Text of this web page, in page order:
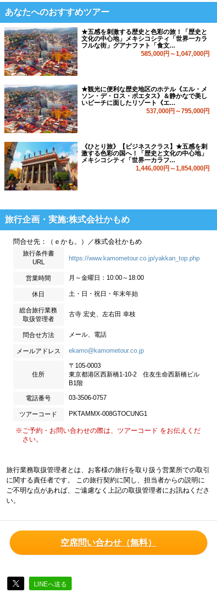
あなたへのおすすめツアー
★五感を刺激する歴史と色彩の旅！「歴史と
文化の中心地」メキシコシティ「世界一カラ
フルな街」グアナファト「食文...
585,000円～1,047,000円
★観光に便利な歴史地区のホテル《エル・メ
ソン・デ・ロス・ポエタス》＆静かなで美し
いビーチに面したリゾート《エ...
537,000円～795,000円
《ひとり旅》【ビジネスクラス】★五感を刺
激する色彩の国へ！「歴史と文化の中心地」
メキシコシティ「世界一カラフ...
1,446,000円～1,854,000円
旅行企画・実施:株式会社かもめ
問合せ先：（ｅかも。）／株式会社かもめ
旅行条件書
URL
https://www.kamometour.co.jp/yakkan_top.php
営業時間 月～金曜日：10:00～18:00
休日 土・日・祝日・年末年始
総合旅行業務
取扱管理者
古寺 宏史、左右田 幸枝
問合せ方法 メール、電話
メールアドレス ekamo@kamometour.co.jp
住所
〒105-0003
東京都港区西新橋1-10-2 住友生命西新橋ビル
B1階
電話番号 03-3506-0757
ツアーコード PKTAMMX-008GTOCUNG1
※ご予約・お問い合わせの際は、ツアーコード をお伝えくだ
さい。
旅行業務取扱管理者とは、お客様の旅行を取り扱う営業所での取引
に関する責任者です。 この旅行契約に関し、担当者からの説明に
ご不明な点があれば、ご遠慮なく上記の取扱管理者にお訊ねくださ
い。
空席問い合わせ（無料）
LINEへ送る